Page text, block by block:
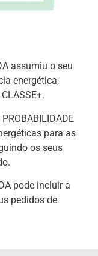
assumiu o seu
energética,
para as
os seus
pode incluir a
pedidos de